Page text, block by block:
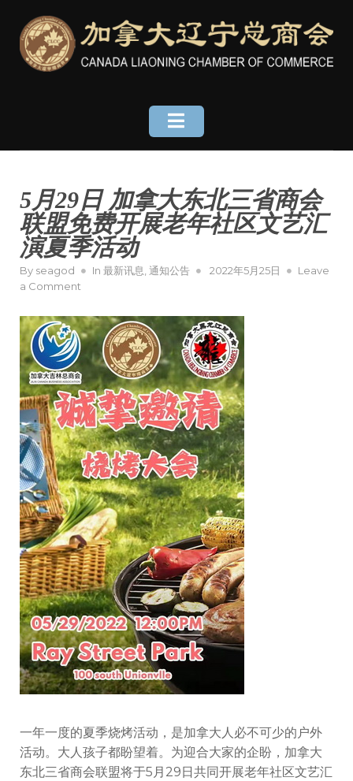
content
5月29日 加拿大东北三省商会
联盟免费开展老年社区文艺汇
演夏季活动
By seagod In 最新讯息 通知公告
Posted
2022年5月25日
Leave
a Comment
月
29
日
拿
大
东
北
三
省
商
会
联
盟
免
费
开
展
老
年
社
区
文
艺
汇
夏
季
活
动
一年一度的夏季烧烤活动，是加拿大人必不可少的户外
活动。大人孩子都盼望着。为迎合大家的企盼，加拿大
东北三省商会联盟将于5月29日共同开展老年社区文艺汇